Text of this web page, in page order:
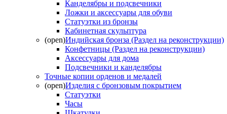
Канделябры и подсвечники
Ложки и аксессуары для обуви
Статуэтки из бронзы
Кабинетная скульптура
(open)Индийская бронза (Раздел на реконструкции)
Конфетницы (Раздел на реконструкции)
Аксессуары для дома
Подсвечники и канделябры
Точные копии орденов и медалей
(open)Изделия с бронзовым покрытием
Статуэтки
Часы